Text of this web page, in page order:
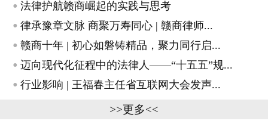
法律护航赣商崛起的实践与思考
· 律承豫章文脉 商聚万寿同心 | 赣商律师...
· 赣商十年 | 初心如磐铸精品，聚力同行启...
· 迈向现代化征程中的法律人——“十五五”规...
· 行业影响 | 王福春主任省互联网大会发声...
>>更多<<